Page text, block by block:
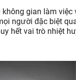
gian làm
người đặc biệt
hết vai trò nhiệt